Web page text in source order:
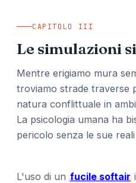
CAPITOLO III
Le simulazioni
Mentre erigiamo mura
troviamo strade traverse
natura conflittuale in
La psicologia umana ha
pericolo senza le sue
L'uso di un fucile softair